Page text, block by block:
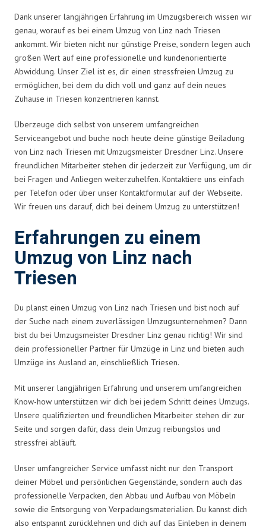
Dank unserer langjährigen Erfahrung im Umzugsbereich wissen wir
genau, worauf es bei einem Umzug von Linz nach Triesen
ankommt. Wir bieten nicht nur günstige Preise, sondern legen auch
großen Wert auf eine professionelle und kundenorientierte
Abwicklung. Unser Ziel ist es, dir einen stressfreien Umzug zu
ermöglichen, bei dem du dich voll und ganz auf dein neues
Zuhause in Triesen konzentrieren kannst.
Überzeuge dich selbst von unserem umfangreichen
Serviceangebot und buche noch heute deine günstige Beiladung
von Linz nach Triesen mit Umzugsmeister Dresdner Linz. Unsere
freundlichen Mitarbeiter stehen dir jederzeit zur Verfügung, um dir
bei Fragen und Anliegen weiterzuhelfen. Kontaktiere uns einfach
per Telefon oder über unser Kontaktformular auf der Webseite.
Wir freuen uns darauf, dich bei deinem Umzug zu unterstützen!
Erfahrungen zu einem
Umzug von Linz nach
Triesen
Du planst einen Umzug von Linz nach Triesen und bist noch auf
der Suche nach einem zuverlässigen Umzugsunternehmen? Dann
bist du bei Umzugsmeister Dresdner Linz genau richtig! Wir sind
dein professioneller Partner für Umzüge in Linz und bieten auch
Umzüge ins Ausland an, einschließlich Triesen.
Mit unserer langjährigen Erfahrung und unserem umfangreichen
Know-how unterstützen wir dich bei jedem Schritt deines Umzugs.
Unsere qualifizierten und freundlichen Mitarbeiter stehen dir zur
Seite und sorgen dafür, dass dein Umzug reibungslos und
stressfrei abläuft.
Unser umfangreicher Service umfasst nicht nur den Transport
deiner Möbel und persönlichen Gegenstände, sondern auch das
professionelle Verpacken, den Abbau und Aufbau von Möbeln
sowie die Entsorgung von Verpackungsmaterialien. Du kannst dich
also entspannt zurücklehnen und dich auf das Einleben in deinem